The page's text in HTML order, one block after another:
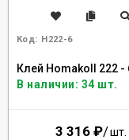
Код: H222-6
Клей Homakoll 222 -
В наличии: 34 шт.
3 316 ₽/шт.